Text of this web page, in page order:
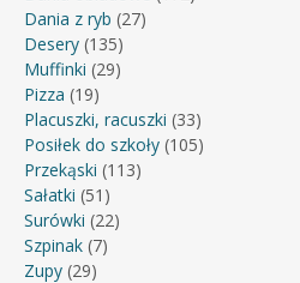
Dania z ryb (27)
Desery (135)
Muffinki (29)
Pizza (19)
Placuszki, racuszki (33)
Posiłek do szkoły (105)
Przekąski (113)
Sałatki (51)
Surówki (22)
Szpinak (7)
Zupy (29)